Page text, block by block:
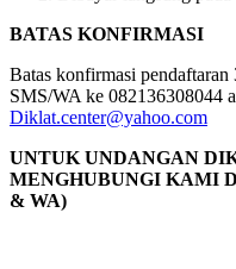
BATAS KONFIRMASI
Batas konfirmasi
SMS/WA ke 082136308044
Diklat.center@yahoo.com
UNTUK UNDANGAN
MENGHUBUNGI KAMI
& WA)